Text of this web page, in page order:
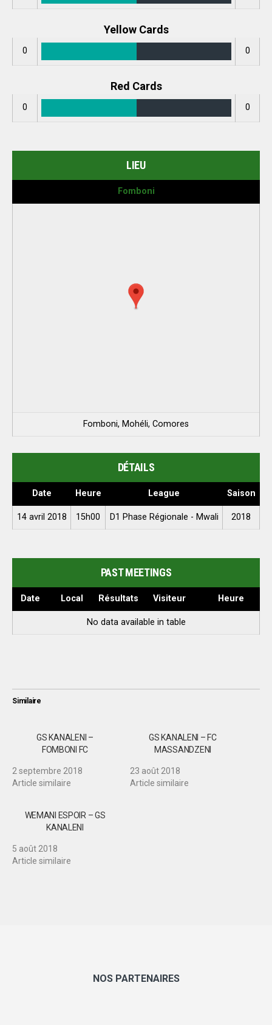
Yellow Cards
0 0
Red Cards
0 0
LIEU
Fomboni
Fomboni, Mohéli, Comores
DÉTAILS
Date Heure League Saison
14 avril 2018 15h00 D1 Phase Régionale - Mwali 2018
PAST MEETINGS
Date Local Résultats Visiteur Heure
No data available in table
Similaire
GS KANALENI –
FOMBONI FC
2 septembre 2018
Article similaire
GS KANALENI – FC
MASSANDZENI
23 août 2018
Article similaire
WEMANI ESPOIR – GS
KANALENI
5 août 2018
Article similaire
NOS PARTENAIRES